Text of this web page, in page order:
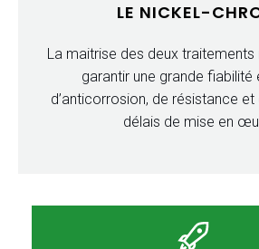
LE NICKEL-
La maitrise des deux
garantir une grande fiabilité
d’anticorrosion, de résistance
délais de mise en